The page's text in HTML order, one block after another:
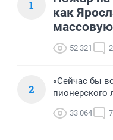
1
как
52 321
2
«Сейчас бы
пионерского
33 064